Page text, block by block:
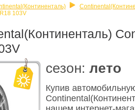
103V
cезон: лето
Купив